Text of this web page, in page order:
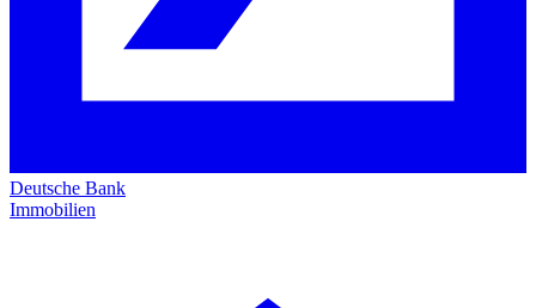
Deutsche Bank
Immobilien